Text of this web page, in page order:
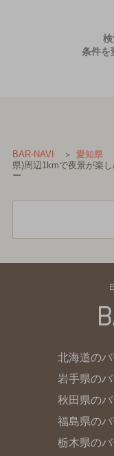
検
条件を
BAR-NAVI 愛知県
県)周辺1kmで夜景が楽
ー
北海道の
岩手県の
秋田県の
福島県の
栃木県の